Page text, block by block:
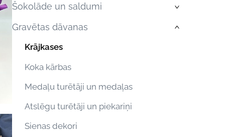
Šokolāde un saldumi
›
Gravētas dāvanas
Krājkases
Koka kārbas
Medaļu turētāji un medaļas
Atslēgu turētāji un piekariņi
Sienas dekori
›